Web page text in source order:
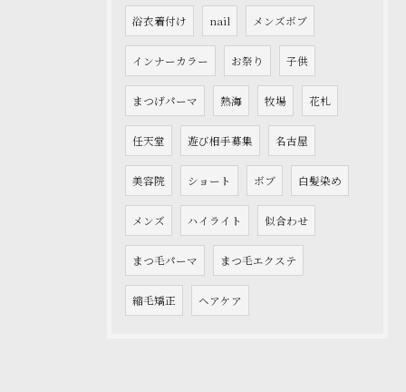
浴衣着付け nail メンズボブ
インナーカラー お祭り 子供
まつげパーマ 熱海 牧場 花札
任天堂 遊び相手募集 名古屋
美容院 ショート ボブ 白髪染め
メンズ ハイライト 似合わせ
まつ毛パーマ まつ毛エクステ
縮毛矯正 ヘアケア